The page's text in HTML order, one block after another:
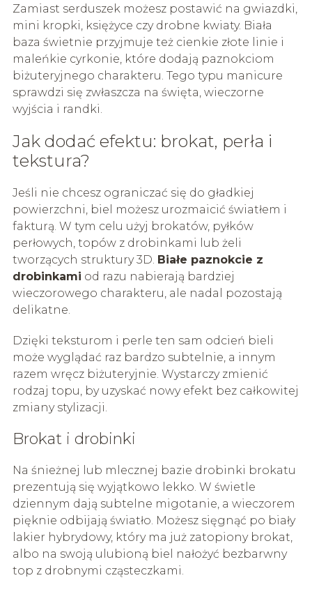
Zamiast serduszek możesz postawić na gwiazdki,
mini kropki, księżyce czy drobne kwiaty. Biała
baza świetnie przyjmuje też cienkie złote linie i
maleńkie cyrkonie, które dodają paznokciom
biżuteryjnego charakteru. Tego typu manicure
sprawdzi się zwłaszcza na święta, wieczorne
wyjścia i randki.
Jak dodać efektu: brokat, perła i
tekstura?
Jeśli nie chcesz ograniczać się do gładkiej
powierzchni, biel możesz urozmaicić światłem i
fakturą. W tym celu użyj brokatów, pyłków
perłowych, topów z drobinkami lub żeli
tworzących struktury 3D. Białe paznokcie z
drobinkami od razu nabierają bardziej
wieczorowego charakteru, ale nadal pozostają
delikatne.
Dzięki teksturom i perle ten sam odcień bieli
może wyglądać raz bardzo subtelnie, a innym
razem wręcz biżuteryjnie. Wystarczy zmienić
rodzaj topu, by uzyskać nowy efekt bez całkowitej
zmiany stylizacji.
Brokat i drobinki
Na śnieżnej lub mlecznej bazie drobinki brokatu
prezentują się wyjątkowo lekko. W świetle
dziennym dają subtelne migotanie, a wieczorem
pięknie odbijają światło. Możesz sięgnąć po biały
lakier hybrydowy, który ma już zatopiony brokat,
albo na swoją ulubioną biel nałożyć bezbarwny
top z drobnymi cząsteczkami.